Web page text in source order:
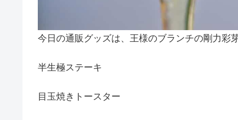
今日の通販グッズは、王様のブランチの剛力彩
半生極ステーキ
目玉焼きトースター